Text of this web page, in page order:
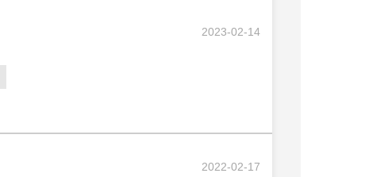
2023-02-14
2022-02-17